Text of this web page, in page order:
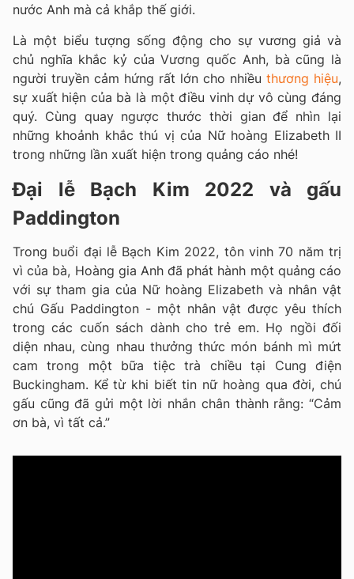
nước Anh mà cả khắp thế giới.
Là một biểu tượng sống động cho sự vương giả và
chủ nghĩa khắc kỷ của Vương quốc Anh, bà cũng là
người truyền cảm hứng rất lớn cho nhiều thương hiệu,
sự xuất hiện của bà là một điều vinh dự vô cùng đáng
quý. Cùng quay ngược thước thời gian để nhìn lại
những khoảnh khắc thú vị của Nữ hoàng Elizabeth II
trong những lần xuất hiện trong quảng cáo nhé!
Đại lễ Bạch Kim 2022 và gấu
Paddington
Trong buổi đại lễ Bạch Kim 2022, tôn vinh 70 năm trị
vì của bà, Hoàng gia Anh đã phát hành một quảng cáo
với sự tham gia của Nữ hoàng Elizabeth và nhân vật
chú Gấu Paddington - một nhân vật được yêu thích
trong các cuốn sách dành cho trẻ em. Họ ngồi đối
diện nhau, cùng nhau thưởng thức món bánh mì mứt
cam trong một bữa tiệc trà chiều tại Cung điện
Buckingham. Kể từ khi biết tin nữ hoàng qua đời, chú
gấu cũng đã gửi một lời nhắn chân thành rằng: “Cảm
ơn bà, vì tất cả.”